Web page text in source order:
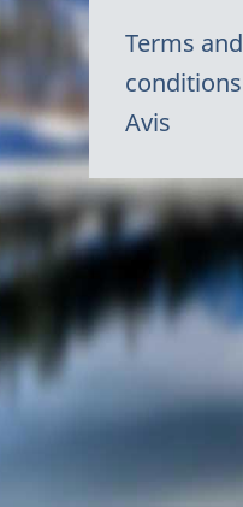
Terms and
conditions
Avis